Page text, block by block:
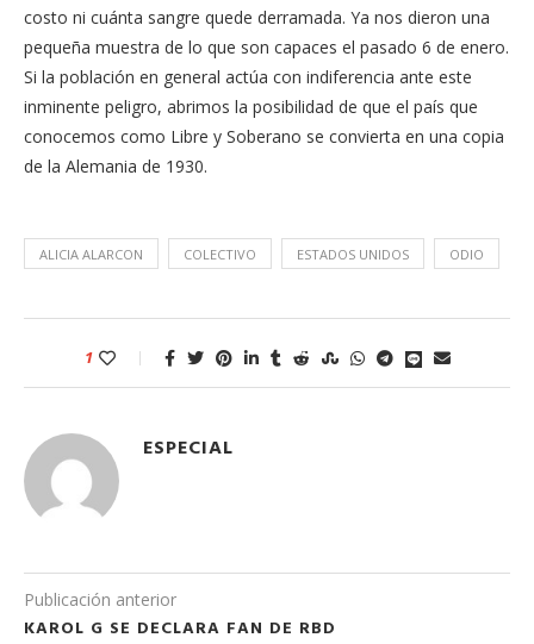
costo ni cuánta sangre quede derramada. Ya nos dieron una
pequeña muestra de lo que son capaces el pasado 6 de enero.
Si la población en general actúa con indiferencia ante este
inminente peligro, abrimos la posibilidad de que el país que
conocemos como Libre y Soberano se convierta en una copia
de la Alemania de 1930.
ALICIA ALARCON COLECTIVO ESTADOS UNIDOS ODIO
1
ESPECIAL
Publicación anterior
KAROL G SE DECLARA FAN DE RBD